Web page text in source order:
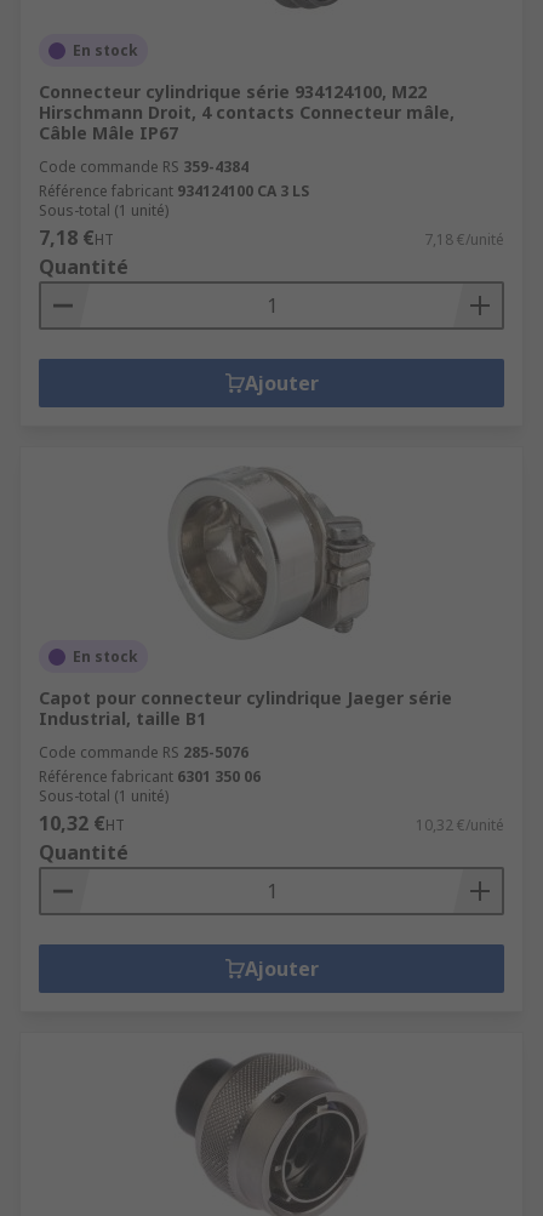
En stock
Connecteur cylindrique série 934124100, M22
Hirschmann Droit, 4 contacts Connecteur mâle,
Câble Mâle IP67
Code commande RS 359-4384
Référence fabricant 934124100 CA 3 LS
Sous-total (1 unité)
7,18 €HT 7,18 €/unité
Quantité
Ajouter
En stock
Capot pour connecteur cylindrique Jaeger série
Industrial, taille B1
Code commande RS 285-5076
Référence fabricant 6301 350 06
Sous-total (1 unité)
10,32 €HT 10,32 €/unité
Quantité
Ajouter